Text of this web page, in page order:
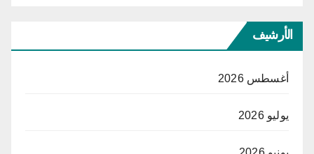
الأرشيف
أغسطس 2026
يوليو 2026